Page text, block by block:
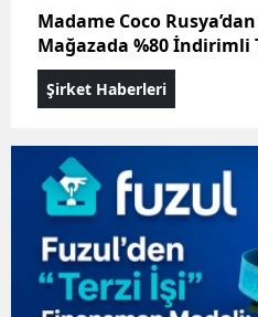
Madame Coco
Mağazada %80 İndirimli
Şirket Haberleri